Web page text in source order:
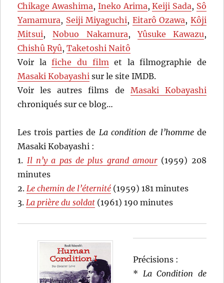
Chikage Awashima, Ineko Arima,Keiji Sada, Sô
Yamamura, Seiji Miyaguchi, Eitarô Ozawa, Kôji
Mitsui,Nobuo Nakamura,Yûsuke Kawazu,
Chishû Ryû,Taketoshi Naitô
Voir lafiche du film et la filmographie de
Masaki Kobayashi sur le site IMDB.
Voir les autres films de Masaki Kobayashi
chroniqués sur ce blog…
Les trois parties de La condition de l’hommede
Masaki Kobayashi :
1. Il n’y a pas de plus grand amour (1959) 208
minutes
2. Le chemin de l’éternité (1959) 181 minutes
3. La prière du soldat (1961) 190 minutes
Précisions :
* La Condition de